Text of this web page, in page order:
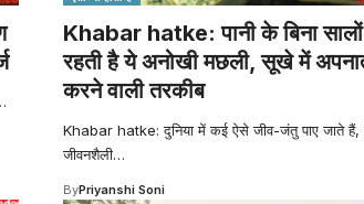
Khabar hatke: पानी के बिना
रहती है ये अनोखी मछली, सूखे में
करने वाली तरकीब
Khabar hatke: दुनिया में कई ऐसे जीव-जंतु पाए जाते हैं,
जीवनशैली…
ByPriyanshi Soni